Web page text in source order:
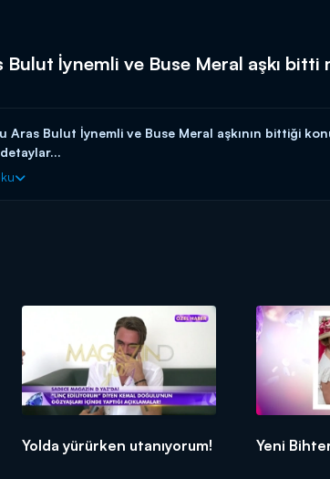
Bulut İynemli ve Buse Meral aşkı bitti
Aras Bulut İynemli ve Buse Meral aşkının bittiği
ile sımsıcak, rengarenk, magazin ve eğlence dolu
Yolda yürürken utanıyorum! Yeni